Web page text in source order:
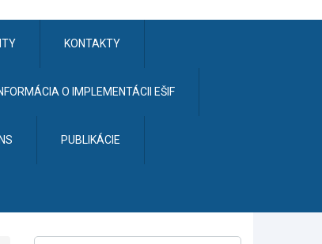
KONTAKTY
O IMPLEMENTÁCII EŠIF
PUBLIKÁCIE